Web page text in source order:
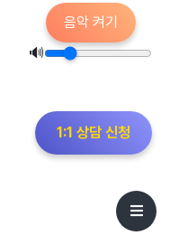
🔊
음악 켜기
1:1 상담 신청